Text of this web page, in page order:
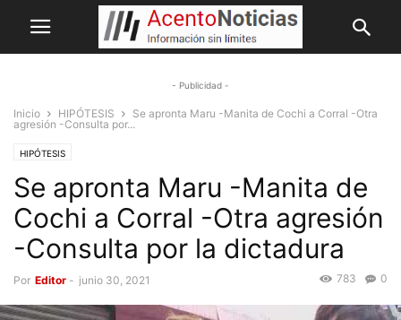
- Publicidad -
Inicio HIPÓTESIS
Se apronta Maru -Manita de Cochi a Corral -Otra
agresión -Consulta por...
HIPÓTESIS
Se apronta Maru -Manita de
Cochi a Corral -Otra agresión
-Consulta por la dictadura
Por Editor - junio 30, 2021 0
783